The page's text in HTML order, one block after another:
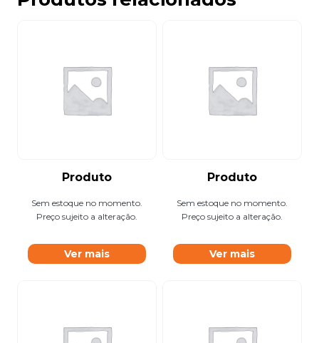
Produto
Sem estoque no momento.
Preço sujeito a alteração.
Ver mais
Produto
Sem estoque no momento.
Preço sujeito a alteração.
Ver mais